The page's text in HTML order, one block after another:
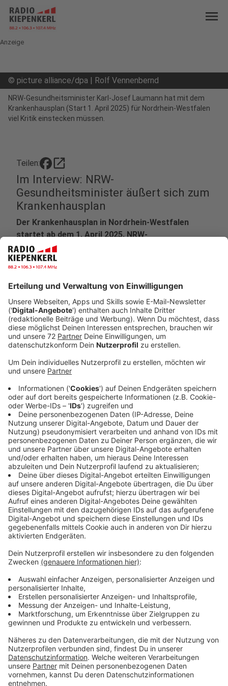
menu
Anzeige
© picture alliance/dpa | Rolf Vennenbernd
NRW-Gesundheitsminister Karl-Josef Laumann hat mit dem
Krankenhausplan (Start 1. April 2025) für Nordrhein-Westfalen
viel Kritik einstecken müssen.
Teilen: open_in_new
Im Interview: NRW-
Gesundheitsminister äußert sich zum
Krankenhausplan
Der Krankenhausplan in Nordrhein-Westfalen
startet ab dem 1. April 2025. NRW-
Gesundheitsminister Karl-Josef Laumann reagiert
auf Kritik an der Reform bei uns im Gespräch.
Anzeige
Über 90 Klagen wurden zur Krankenhausreform für
Krankenhäuser sowie Gewerkschaften üben massive
Gesundheitsminister hatte im Vorfeld den
Krankenhausplan für NRW, der ab dem 1. April 2025 an
den Start geht, vorgestellt. Kurz vor dem Start
verteidigt der 67-Jährige das Vorhaben bei uns im
Interview und wehrt sich gegen Kritikpunkte. "Eine
Sache ist für mich grundlegend: Die Krankenhäuser
sind für den kranken Menschen da. Nicht die kranken
Menschen für den Erhalt der Krankenhäuser. Das muss
jedem, der im Gesundheitssystem arbeitet, klar sein.
Es geht um den kranken Menschen. Und dass wir
natürlich das Personal dafür brauchen und dass die
eine tolle Arbeit machen - ist doch alles unbenommen.
Aber im Mittelpunkt steht der Patient und niemand
anders", so Laumann im Gespräch mit unserem
Landtagskorrespondenten José Narciandi. Das
gesamte Interview hört ihr hier.
Anzeige